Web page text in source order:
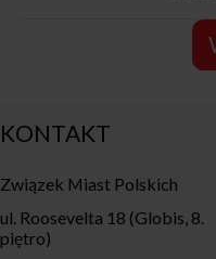
KONTAKT
Związek Miast Polskich
ul. Roosevelta 18 (Globis, 8.
piętro)